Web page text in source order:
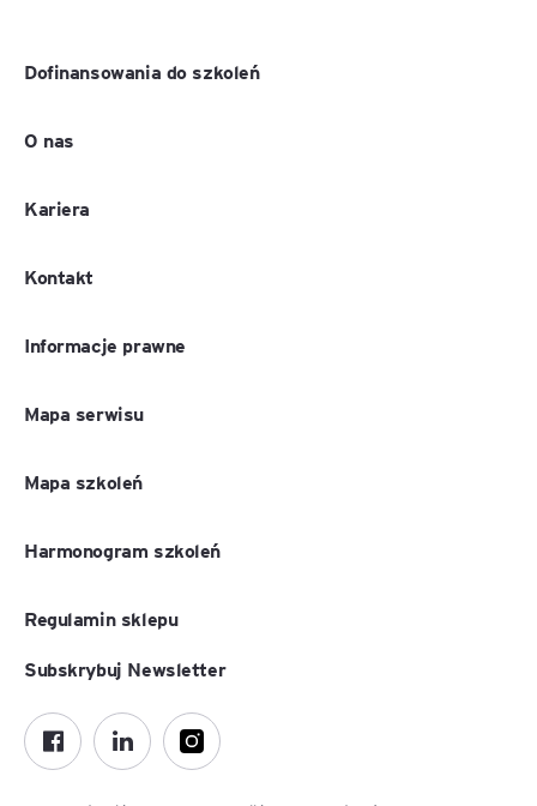
Dofinansowania do szkoleń
O nas
Kariera
Kontakt
Informacje prawne
Mapa serwisu
Mapa szkoleń
Harmonogram szkoleń
Regulamin sklepu
Subskrybuj Newsletter